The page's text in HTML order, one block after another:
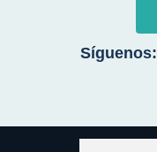
Síguenos: